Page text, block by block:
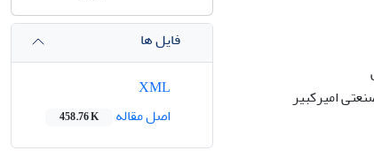
امیرکبیر
فایل ها
اصل مقاله
458.76 K